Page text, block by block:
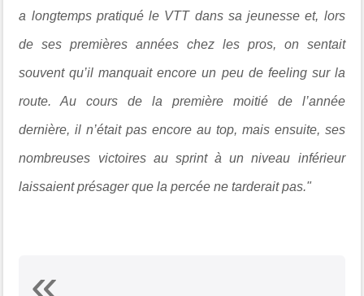
a longtemps pratiqué le VTT dans sa jeunesse et, lors
de ses premières années chez les pros, on sentait
souvent qu’il manquait encore un peu de feeling sur la
route. Au cours de la première moitié de l’année
dernière, il n’était pas encore au top, mais ensuite, ses
nombreuses victoires au sprint à un niveau inférieur
laissaient présager que la percée ne tarderait pas."